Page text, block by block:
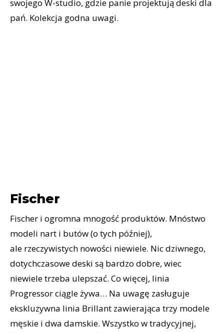
swojego W-studio, gdzie panie projektują deski dla
pań. Kolekcja godna uwagi.
Fischer
Fischer i ogromna mnogość produktów. Mnóstwo
modeli nart i butów (o tych później),
ale rzeczywistych nowości niewiele. Nic dziwnego,
dotychczasowe deski są bardzo dobre, wiec
niewiele trzeba ulepszać. Co więcej, linia
Progressor ciągle żywa… Na uwagę zasługuje
ekskluzywna linia Brillant zawierająca trzy modele
męskie i dwa damskie. Wszystko w tradycyjnej,